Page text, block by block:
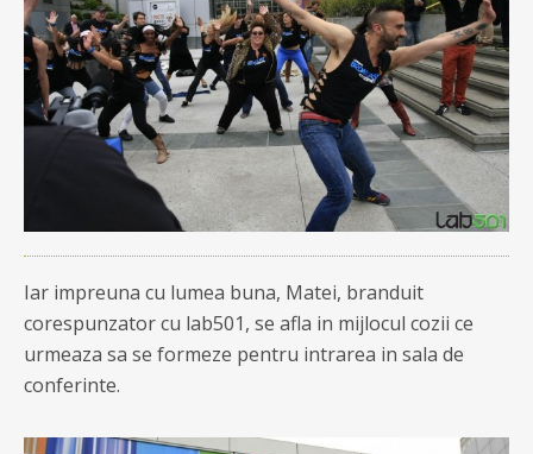
Iar impreuna cu lumea buna, Matei, branduit
corespunzator cu lab501, se afla in mijlocul cozii ce
urmeaza sa se formeze pentru intrarea in sala de
conferinte.